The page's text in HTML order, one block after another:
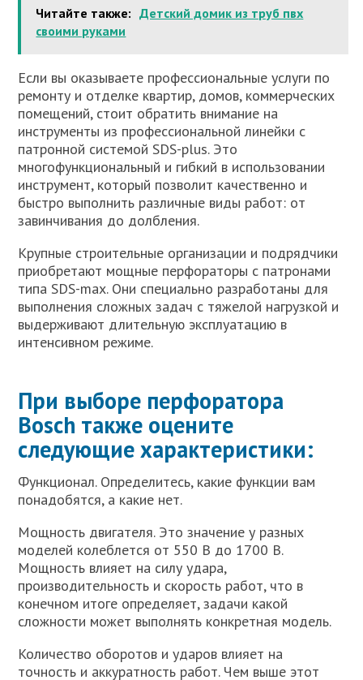
Читайте также: Детский домик из труб пвх
своими руками
Если вы оказываете профессиональные услуги по
ремонту и отделке квартир, домов, коммерческих
помещений, стоит обратить внимание на
инструменты из профессиональной линейки с
патронной системой SDS-plus. Это
многофункциональный и гибкий в использовании
инструмент, который позволит качественно и
быстро выполнить различные виды работ: от
завинчивания до долбления.
Крупные строительные организации и подрядчики
приобретают мощные перфораторы с патронами
типа SDS-max. Они специально разработаны для
выполнения сложных задач с тяжелой нагрузкой и
выдерживают длительную эксплуатацию в
интенсивном режиме.
При выборе перфоратора
Bosch также оцените
следующие характеристики:
Функционал. Определитесь, какие функции вам
понадобятся, а какие нет.
Мощность двигателя. Это значение у разных
моделей колеблется от 550 В до 1700 В.
Мощность влияет на силу удара,
производительность и скорость работ, что в
конечном итоге определяет, задачи какой
сложности может выполнять конкретная модель.
Количество оборотов и ударов влияет на
точность и аккуратность работ. Чем выше этот